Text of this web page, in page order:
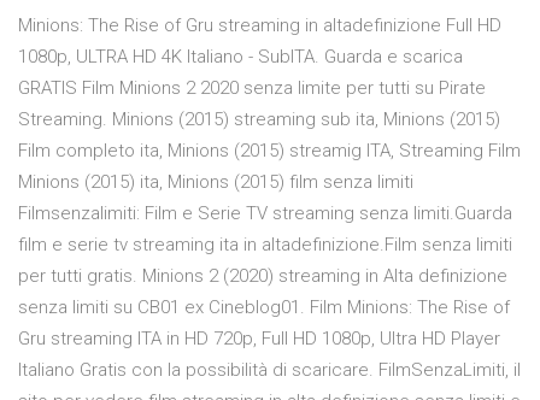
Minions: The Rise of Gru streaming in altadefinizione Full HD
1080p, ULTRA HD 4K Italiano - SubITA. Guarda e scarica
GRATIS Film Minions 2 2020 senza limite per tutti su Pirate
Streaming. Minions (2015) streaming sub ita, Minions (2015)
Film completo ita, Minions (2015) streamig ITA, Streaming Film
Minions (2015) ita, Minions (2015) film senza limiti
Filmsenzalimiti: Film e Serie TV streaming senza limiti.Guarda
film e serie tv streaming ita in altadefinizione.Film senza limiti
per tutti gratis. Minions 2 (2020) streaming in Alta definizione
senza limiti su CB01 ex Cineblog01. Film Minions: The Rise of
Gru streaming ITA in HD 720p, Full HD 1080p, Ultra HD Player
Italiano Gratis con la possibilità di scaricare. FilmSenzaLimiti, il